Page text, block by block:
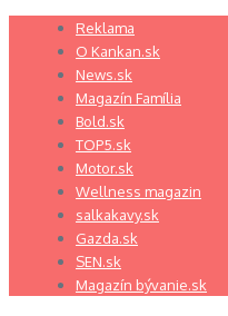
Preskočiť
Reklama
O Kankan.sk
News.sk
Magazín Família
Bold.sk
TOP5.sk
Motor.sk
Wellness magazin
salkakavy.sk
Gazda.sk
SEN.sk
Magazín bývanie.sk